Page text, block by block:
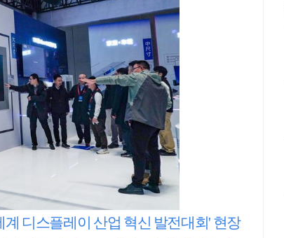
디스플레이 산업 혁신 발전대회' 현장